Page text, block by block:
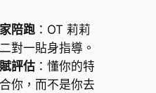
陪跑：OT 莉莉
對一貼身指導。
評估：懂你的特
你，而不是你去